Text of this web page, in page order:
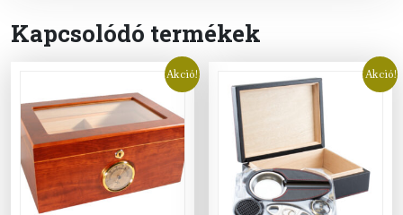
Kapcsolódó termékek
Akció! Akció!